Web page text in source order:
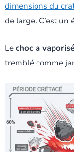
dimensions du
de large. C’est un
Lechoc a
tremblé comme